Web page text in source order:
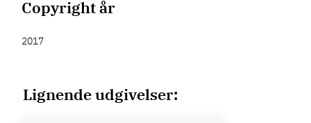
Copyright år
2017
Lignende udgivelser: